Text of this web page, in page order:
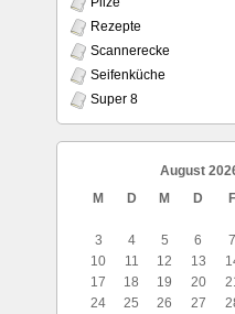
Rezepte
Scannerecke
Seifenküche
Super 8
August
M
D M D F
3 4 5 6
7
10
11 12 13
17
18 19 20
24
25 26 27